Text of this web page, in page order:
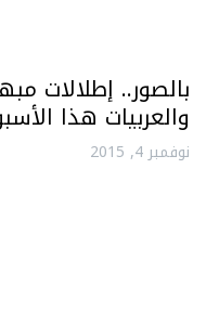
بالصور.. إطلالات
والعربيات هذا
نوفمبر 4, 2015